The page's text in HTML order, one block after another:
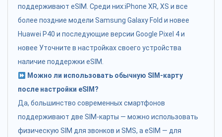
поддерживают eSIM. Среди них:iPhone XR, XS и все
более поздние модели Samsung Galaxy Fold и новее
Huawei P40 и последующие версии Google Pixel 4 и
новее Уточните в настройках своего устройства
наличие поддержки eSIM.
Можно ли использовать обычную SIM-карту
после настройки eSIM?
Да, большинство современных смартфонов
поддерживают две SIM-карты — можно использовать
физическую SIM для звонков и SMS, а eSIM — для